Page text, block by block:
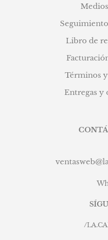
Libro de
Términos
Entregas y
/